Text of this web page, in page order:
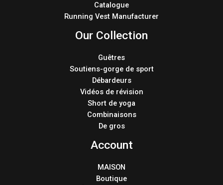
Catalogue
Running Vest Manufacturer
Our Collection
Guêtres
Soutiens-gorge de sport
Débardeurs
Vidéos de révision
Short de yoga
Combinaisons
De gros
Account
MAISON
Boutique